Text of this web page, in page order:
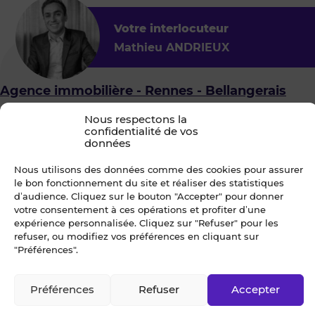
Nous respectons la
confidentialité de vos
données
Nous utilisons des données comme des cookies pour assurer
le bon fonctionnement du site et réaliser des statistiques
d’audience. Cliquez sur le bouton "Accepter" pour donner
votre consentement à ces opérations et profiter d’une
expérience personnalisée. Cliquez sur "Refuser" pour les
refuser, ou modifiez vos préférences en cliquant sur
"Préférences".
Accepter
Refuser
Préférences
Votre interlocuteur
Mathieu ANDRIEUX
Agence immobilière - Rennes - Bellangerais
194
Centre Cial. de la Bellangerais Rue du Morbihan
35700 RENNES
Je choisis un ou des créneaux
pour organiser une visite